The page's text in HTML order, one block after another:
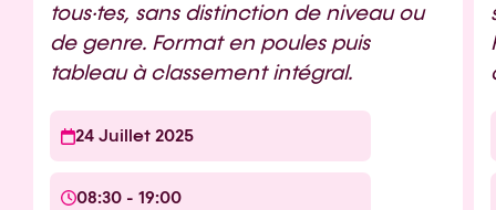
tous·tes, sans distinction de niveau ou
de genre. Format en poules puis
tableau à classement intégral.
24 Juillet 2025
08:30 - 19:00